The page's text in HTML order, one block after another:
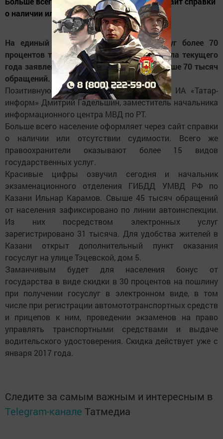
о наличии или...
На единый портал государственных услуг более 70
процентов татарстанцев направили с начала текущего
года заявления в МВД по РТ. Всего это свыше 70 тысяч
обращений.
Позитивную статистику озвучил сегодня ИА «Татар-
информ» Дмитрий Гадельшин, заместитель начальника
информационного центра МВД по РТ.
Больше всего население оформляет через сайт справки
о наличии или отсутствии судимости. Всего же
правоохранители оказывают более 15 видов
государственных услуг.
Красивые цифры озвучил сегодня и начальник
экзаменационного отделения ГИБДД УМВД РФ по
Казани Ильнар Карамов. Свыше 45 тысяч обращений
от населения зафиксировано по линии автоинспекции.
Из них посредством электронных услуг
зарегистрировано 31 тысяча. Для удобства жителей в
Казани открыт дополнительный пункт оказания
госуслуг на улице Тэцевской, дом 5.
Заманчивым будет для населения бонус от
государства в виде скидки в 30 процентов на пошлину
при получении госуслуг в электронном виде, в том
числе при регистрации автомототранспортных средств
и прицепов к ним, проведении экзаменов на право
управлять транспортными средствами и выдаче
водительского удостоверения. Скидка действует уже с
января 2017 года.
Следите за самым важным и интересным в
Telegram-канале Татмедиа